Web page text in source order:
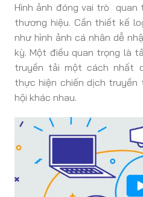
Hình ảnh đóng vai trò quan
thương hiệu. Cần thiết kế
như hình ảnh cá nhân dễ
kỳ. Một điều quan trọng là
truyền tải một cách nhất
thực hiện chiến dịch truyền
hội khác nhau.